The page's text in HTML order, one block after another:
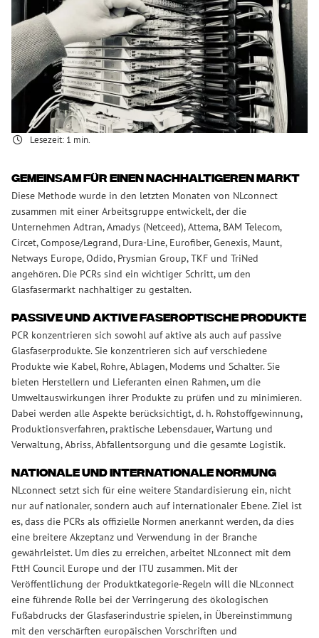
Verringerung der
Umweltauswirkungen im
Glasfasersektor
NLconnect hat zwei wichtige Produktkategorieregeln (PCRs)
veröffentlicht. Diese Regeln sollen dazu dienen, nachhaltige
Glasfaserprodukte in der Telekommunikationsbranche zu erreichen.
Diese PCRs bieten Herstellern eine Methode, mit der sie die
Umweltauswirkungen von Glasfaserprodukten messen können.
Lesezeit: 1 min.
Gemeinsam für einen nachhaltigeren Markt
Diese Methode wurde in den letzten Monaten von NLconnect
zusammen mit einer Arbeitsgruppe entwickelt, der die
Unternehmen Adtran, Amadys (Netceed), Attema, BAM Telecom,
Circet, Compose/Legrand, Dura-Line, Eurofiber, Genexis, Maunt,
Netways Europe, Odido, Prysmian Group, TKF und TriNed
angehören. Die PCRs sind ein wichtiger Schritt, um den
Glasfasermarkt nachhaltiger zu gestalten.
Passive und aktive faseroptische Produkte
PCR konzentrieren sich sowohl auf aktive als auch auf passive
Glasfaserprodukte. Sie konzentrieren sich auf verschiedene
Produkte wie Kabel, Rohre, Ablagen, Modems und Schalter. Sie
bieten Herstellern und Lieferanten einen Rahmen, um die
Umweltauswirkungen ihrer Produkte zu prüfen und zu minimieren.
Dabei werden alle Aspekte berücksichtigt, d. h. Rohstoffgewinnung,
Produktionsverfahren, praktische Lebensdauer, Wartung und
Verwaltung, Abriss, Abfallentsorgung und die gesamte Logistik.
Nationale und internationale Normung
NLconnect setzt sich für eine weitere Standardisierung ein, nicht
nur auf nationaler, sondern auch auf internationaler Ebene. Ziel ist
es, dass die PCRs als offizielle Normen anerkannt werden, da dies
eine breitere Akzeptanz und Verwendung in der Branche
gewährleistet. Um dies zu erreichen, arbeitet NLconnect mit dem
FttH Council Europe und der ITU zusammen. Mit der
Veröffentlichung der Produktkategorie-Regeln will die NLconnect
eine führende Rolle bei der Verringerung des ökologischen
Fußabdrucks der Glasfaserindustrie spielen, in Übereinstimmung
mit den verschärften europäischen Vorschriften und